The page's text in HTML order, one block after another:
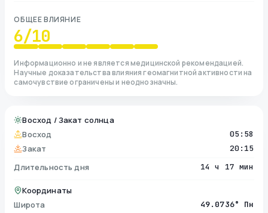
ОБЩЕЕ ВЛИЯНИЕ
6/10
Информационно и не является медицинской рекомендацией.
Научные доказательства влияния геомагнитной активности на
самочувствие ограничены и неоднозначны.
Восход / Закат солнца
Восход
05:58
Закат 20:15
Длительность дня 14 ч 17 мин
Координаты
Широта
49.0736° Пн